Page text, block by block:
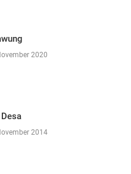
2020
2014